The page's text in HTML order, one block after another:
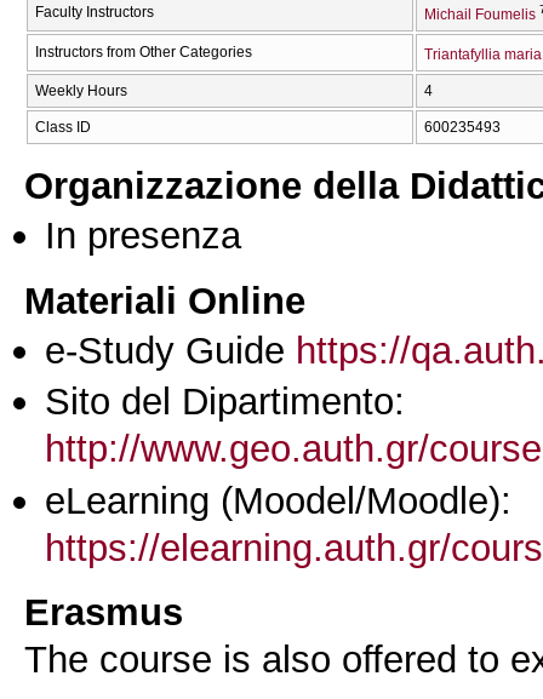
Faculty Instructors Michail Foumelis
Instructors from Other Categories Triantafyllia
Weekly Hours 4
Class ID 600235493
Organizzazione della
In presenza
Materiali Online
e-Study Guide https://
Sito del Dipartimento:
http://www.geo.auth.gr/
eLearning (Moodel/Moodle):
https://elearning.auth.gr/
Erasmus
The course is also offered to